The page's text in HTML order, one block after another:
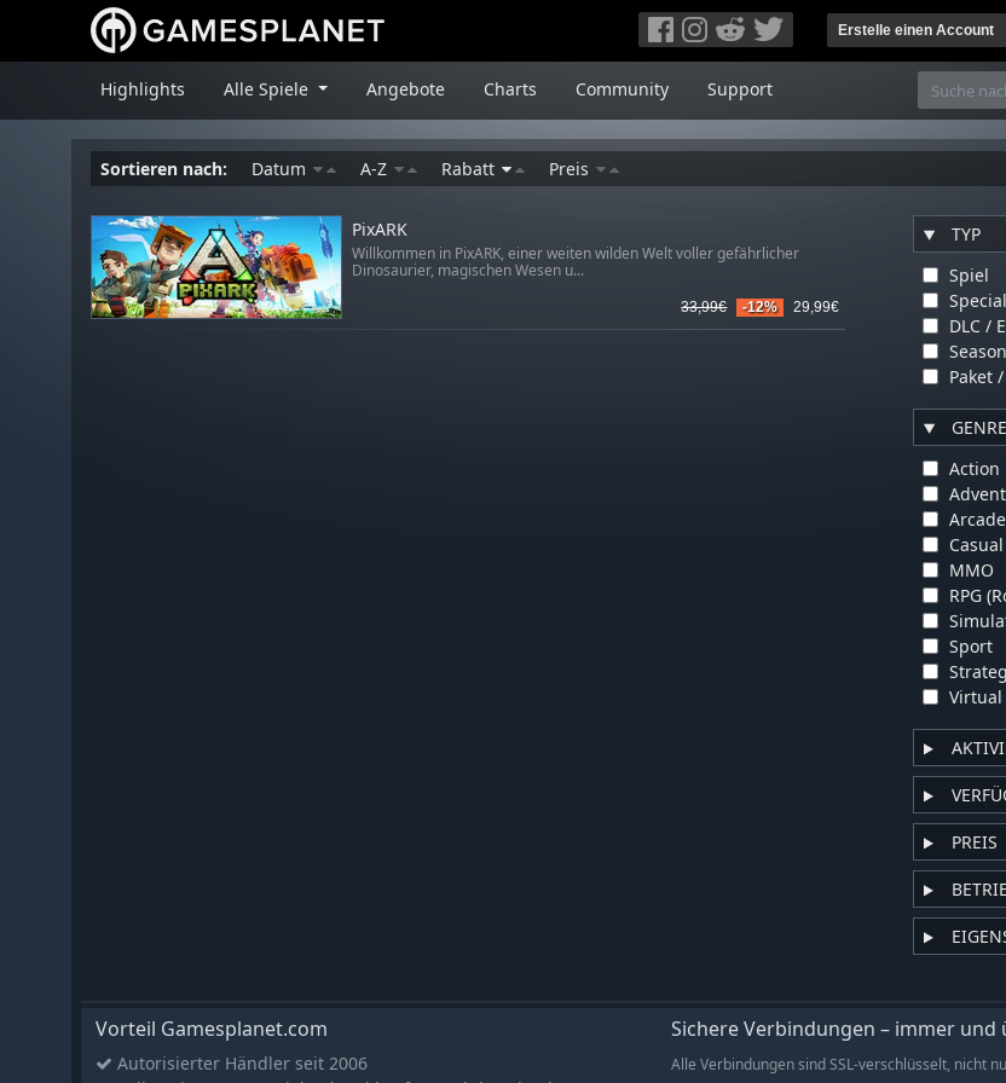
Erstelle einen Account
Highlights Alle Spiele Angebote Charts Community Support
Sortieren nach: Datum A-Z Rabatt Preis
PixARK
Willkommen in PixARK, einer weiten wilden Welt voller gefährlicher
Dinosaurier, magischen Wesen u...
33,99€ -12% 29,99€
TYP
Spiel
DLC /
Paket
GENRE
Action
Casual
MMO
RPG
Sport
Virtual
PREIS
Vorteil Gamesplanet.com
Autorisierter Händler seit 2006
Sichere Verbindungen – immer und
Alle Verbindungen sind SSL-verschlüsselt, nicht